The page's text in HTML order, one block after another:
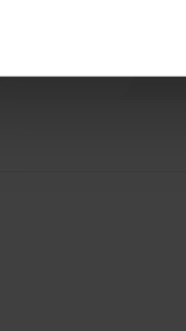
out more about how